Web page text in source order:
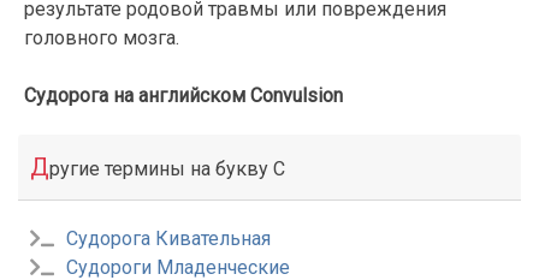
результате родовой травмы или повреждения
головного мозга.
Судорога на английском Convulsion
Другие термины на букву С
Судорога Кивательная
Судороги Младенческие